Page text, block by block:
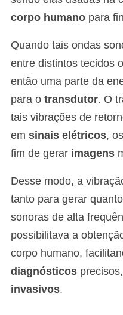
corpo humano para
Quando tais ondas
entre distintos tecidos
então uma parte da
para o transdutor. O
tais vibrações de
em sinais elétricos,
fim de gerar imagens
Desse modo, a
tanto para gerar
sonoras de alta
possibilitava a
corpo humano,
diagnósticos
invasivos.